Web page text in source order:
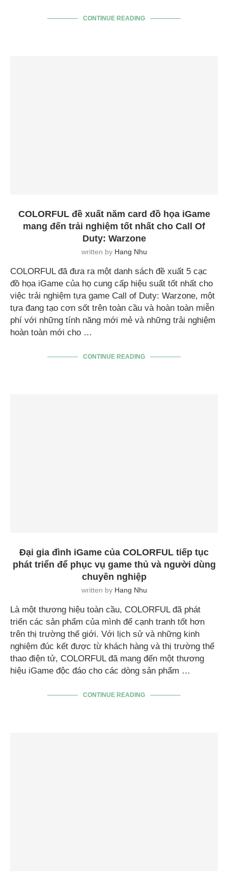
CONTINUE READING
COLORFUL đề xuất năm card đồ họa iGame
mang đến trải nghiệm tốt nhất cho Call Of
Duty: Warzone
written by Hang Nhu
COLORFUL đã đưa ra một danh sách đề xuất 5 cạc
đồ họa iGame của họ cung cấp hiệu suất tốt nhất cho
việc trải nghiệm tựa game Call of Duty: Warzone, một
tựa đang tạo cơn sốt trên toàn cầu và hoàn toàn miễn
phí với những tính năng mới mẻ và những trải nghiệm
hoàn toàn mới cho …
CONTINUE READING
Đại gia đình iGame của COLORFUL tiếp tục
phát triển để phục vụ game thủ và người dùng
chuyên nghiệp
written by Hang Nhu
Là một thương hiệu toàn cầu, COLORFUL đã phát
triển các sản phẩm của mình để cạnh tranh tốt hơn
trên thị trường thế giới. Với lịch sử và những kinh
nghiệm đúc kết được từ khách hàng và thị trường thể
thao điện tử, COLORFUL đã mang đến một thương
hiệu iGame độc đáo cho các dòng sản phẩm …
CONTINUE READING